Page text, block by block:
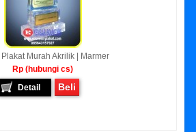
Plakat Murah Akrilik | Marmer
Rp (hubungi cs)
Detail
Beli